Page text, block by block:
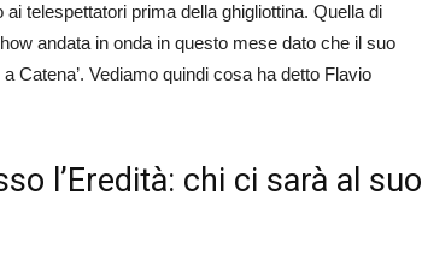
telespettatori prima della ghigliottina. Quella di
andata in onda in questo mese dato che il suo
Catena’. Vediamo quindi cosa ha detto Flavio
l’Eredità: chi ci sarà al suo